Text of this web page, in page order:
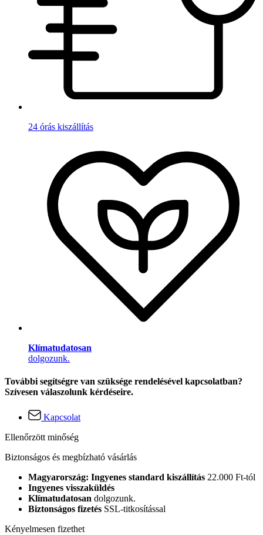
24 órás kiszállítás
Klímatudatosan
dolgozunk.
További segítségre van szüksége rendelésével kapcsolatban?
Szívesen válaszolunk kérdéseire.
Kapcsolat
Ellenőrzött minőség
Biztonságos és megbízható vásárlás
Magyarország: Ingyenes standard kiszállítás 22.000 Ft-tól
Ingyenes visszaküldés
Klímatudatosan dolgozunk.
Biztonságos fizetés SSL-titkosítással
Kényelmesen fizethet